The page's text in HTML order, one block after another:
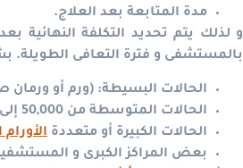
مدة المتابعة بعد العلاج.
و لذلك يتم تحديد التكلفة النهائية
بالمستشفى و فترة التعافى الطويلة.
الحالات البسيطة: (ورم أو ورمان صغيران) من
الحالات المتوسطة من 50,000 إلى 70,000 جنيه.
الحالات الكبيرة أو متعددة الأورام
بعض المراكز الكبرى و المستشفيات